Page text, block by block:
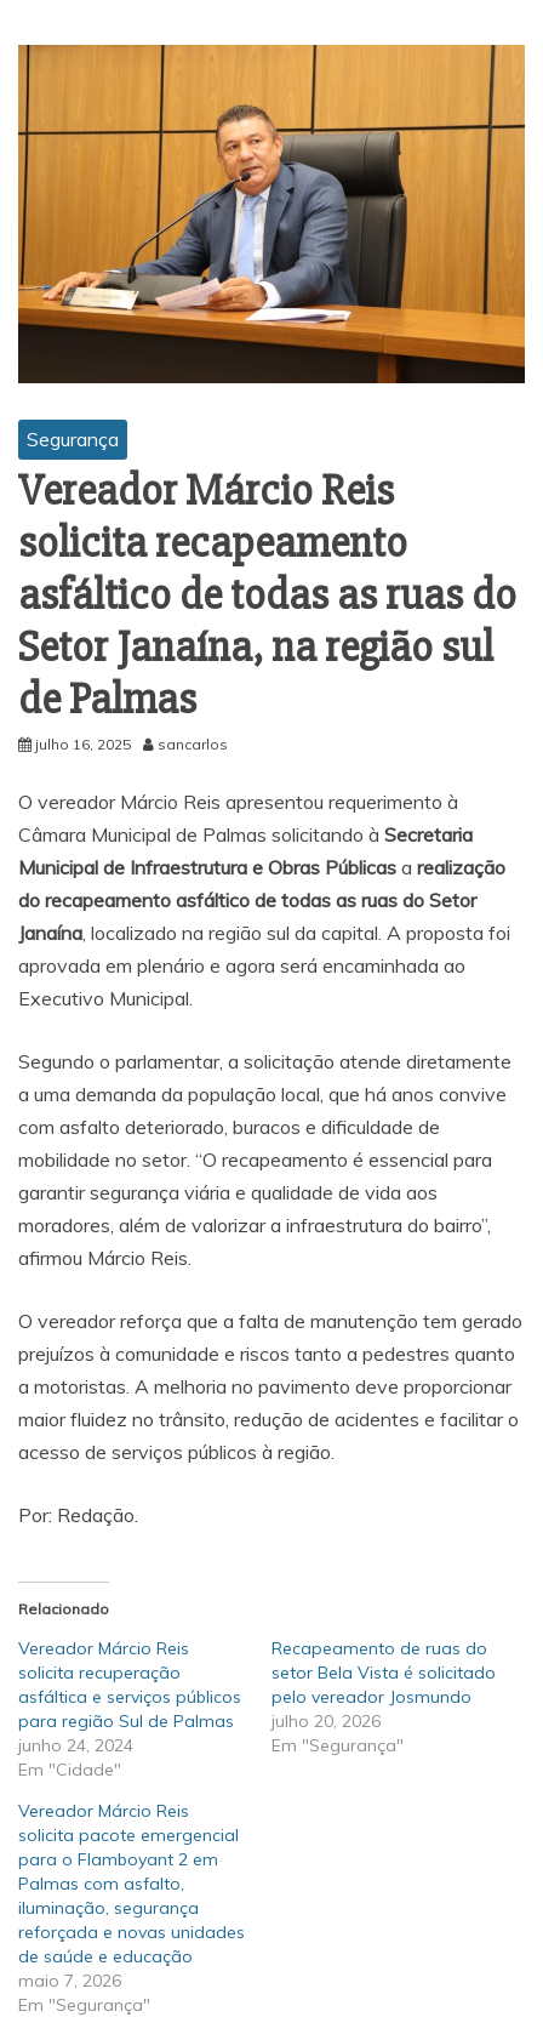
Segurança
Vereador Márcio Reis
solicita recapeamento
asfáltico de todas as ruas do
Setor Janaína, na região sul
de Palmas
julho 16, 2025 sancarlos
O vereador Márcio Reis apresentou requerimento à
Câmara Municipal de Palmas solicitando à Secretaria
Municipal de Infraestrutura e Obras Públicas a realização
do recapeamento asfáltico de todas as ruas do Setor
Janaína , localizado na região sul da capital. A proposta foi
aprovada em plenário e agora será encaminhada ao
Executivo Municipal.
Segundo o parlamentar, a solicitação atende diretamente
a uma demanda da população local, que há anos convive
com asfalto deteriorado, buracos e dificuldade de
mobilidade no setor. “O recapeamento é essencial para
garantir segurança viária e qualidade de vida aos
moradores, além de valorizar a infraestrutura do bairro”,
afirmou Márcio Reis.
O vereador reforça que a falta de manutenção tem gerado
prejuízos à comunidade e riscos tanto a pedestres quanto
a motoristas. A melhoria no pavimento deve proporcionar
maior fluidez no trânsito, redução de acidentes e facilitar o
acesso de serviços públicos à região.
Por: Redação.
Relacionado
Vereador Márcio Reis
solicita recuperação
asfáltica e serviços públicos
para região Sul de Palmas
junho 24, 2024
Em "Cidade"
Recapeamento de ruas do
setor Bela Vista é solicitado
pelo vereador Josmundo
julho 20, 2026
Em "Segurança"
Vereador Márcio Reis
solicita pacote emergencial
para o Flamboyant 2 em
Palmas com asfalto,
iluminação, segurança
reforçada e novas unidades
de saúde e educação
maio 7, 2026
Em "Segurança"